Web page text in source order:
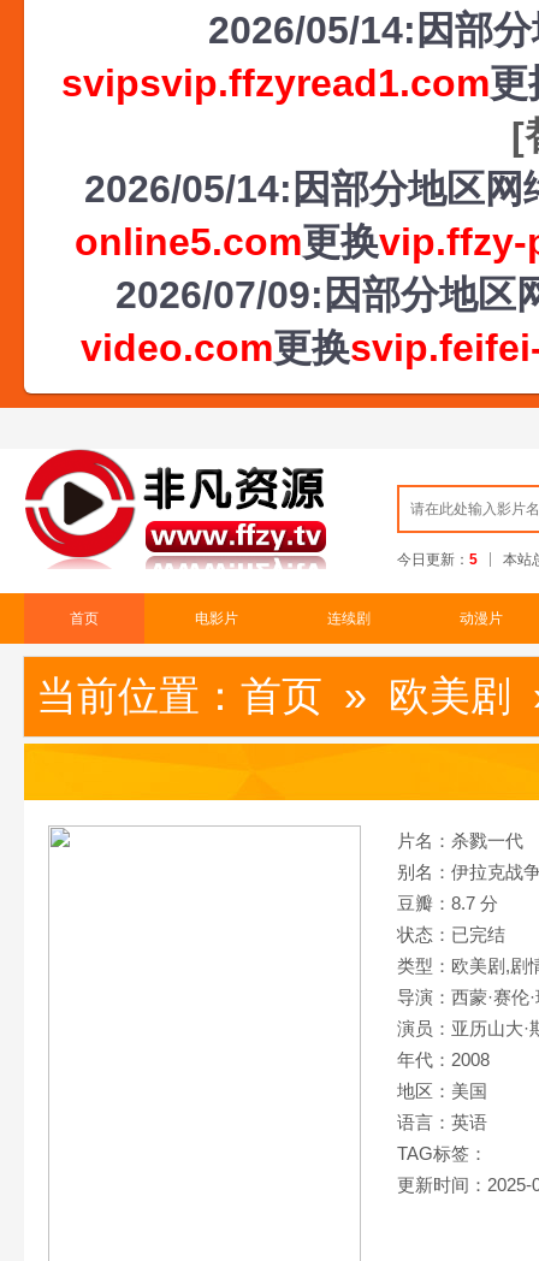
2026/05/14:因部
svipsvip.ffzyread1.com更
[
2026/05/14:因部分地区网
online5.com更换vip.ffzy-
2026/07/09:因部分地区
video.com更换
今日更新： 5 本站
首页 电影片 连续剧 动漫片
当前位置： 首页 » 欧美剧
片名：杀戮一代
别名：伊拉克战
豆瓣：8.7 分
状态：已完结
类型：欧美剧,剧
导演：西蒙·赛伦
演员：亚历山大·
年代：2008
地区：美国
语言：英语
TAG标签：
更新时间：2025-